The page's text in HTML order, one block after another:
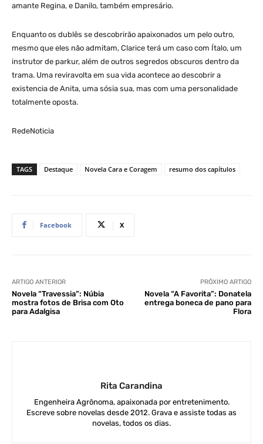
amante Regina, e Danilo, também empresário.
Enquanto os dublês se descobrirão apaixonados um pelo outro,
mesmo que eles não admitam, Clarice terá um caso com Ítalo, um
instrutor de parkur, além de outros segredos obscuros dentro da
trama. Uma reviravolta em sua vida acontece ao descobrir a
existencia de Anita, uma sósia sua, mas com uma personalidade
totalmente oposta.
RedeNoticia
TAGS Destaque Novela Cara e Coragem resumo dos capítulos
Facebook X
ARTIGO ANTERIOR
Novela “Travessia”: Núbia
mostra fotos de Brisa com Oto
para Adalgisa
PRÓXIMO ARTIGO
Novela “A Favorita”: Donatela
entrega boneca de pano para
Flora
Rita Carandina
Engenheira Agrônoma, apaixonada por entretenimento.
Escreve sobre novelas desde 2012. Grava e assiste todas as
novelas, todos os dias.